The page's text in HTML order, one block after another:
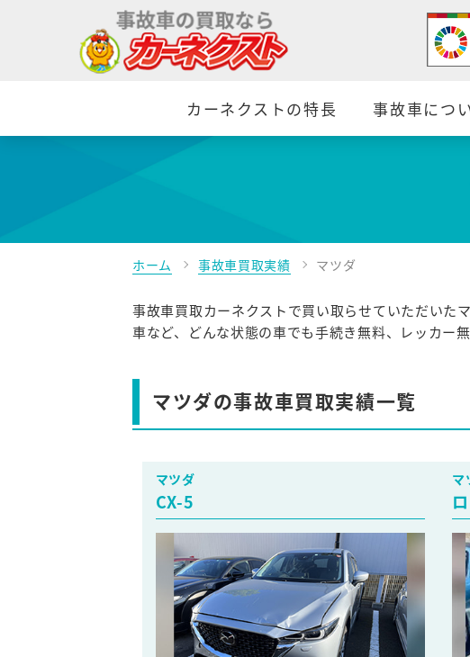
カーネクストの特長 事故車につ
ホーム 事故車買取実績 マツダ
事故車買取カーネクストで買い取らせていただいた
車など、どんな状態の車でも手続き無料、レッカー
マツダの事故車買取実績一覧
マツダ
CX-5
マ